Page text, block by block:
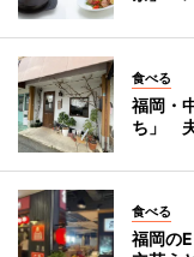
食べる
福岡・
ち」
食べる
福岡の